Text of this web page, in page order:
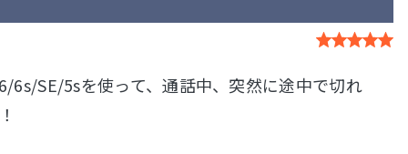
SE/5sを使って、通話中、突然に途中で切れ